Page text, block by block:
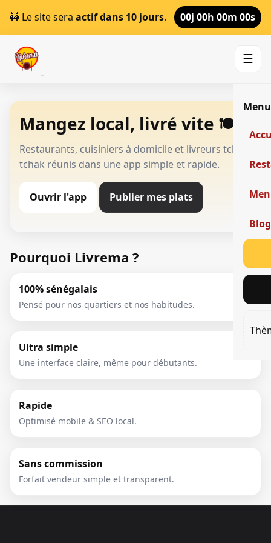
🚧 Le site sera actif dans 10 jours. 00j 00h 00m 00s
☰
Menu
Blog
Mangez local, livré vite 🍽️
Restaurants, cuisiniers à domicile et livreurs tchak-
tchak réunis dans une app simple et rapide.
Ouvrir l'app Publier mes plats
Pourquoi Livrema ?
100% sénégalais
Pensé pour nos quartiers et nos habitudes.
Ultra simple
Une interface claire, même pour débutants.
Rapide
Optimisé mobile & SEO local.
Sans commission
Forfait vendeur simple et transparent.